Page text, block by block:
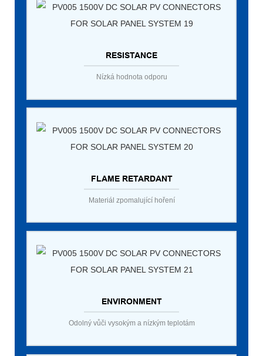
RESISTANCE
Nízká hodnota odporu
FLAME RETARDANT
Materiál zpomalující hoření
ENVIRONMENT
Odolný vůči vysokým a nízkým teplotám